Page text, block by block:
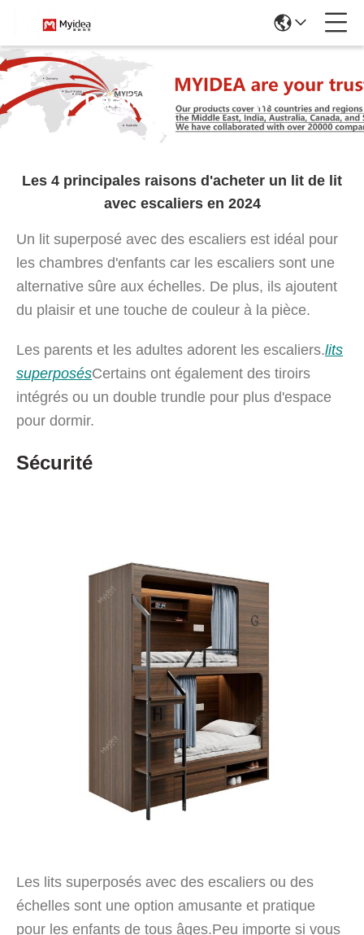
Détails De L'actualité
Les 4 principales raisons d'acheter un lit de lit
avec escaliers en 2024
Un lit superposé avec des escaliers est idéal pour
les chambres d'enfants car les escaliers sont une
alternative sûre aux échelles. De plus, ils ajoutent
du plaisir et une touche de couleur à la pièce.
Les parents et les adultes adorent les escaliers.lits
superposésCertains ont également des tiroirs
intégrés ou un double trundle pour plus d'espace
pour dormir.
Sécurité
Les lits superposés avec des escaliers ou des
échelles sont une option amusante et pratique
pour les enfants de tous âges.Peu importe si vous